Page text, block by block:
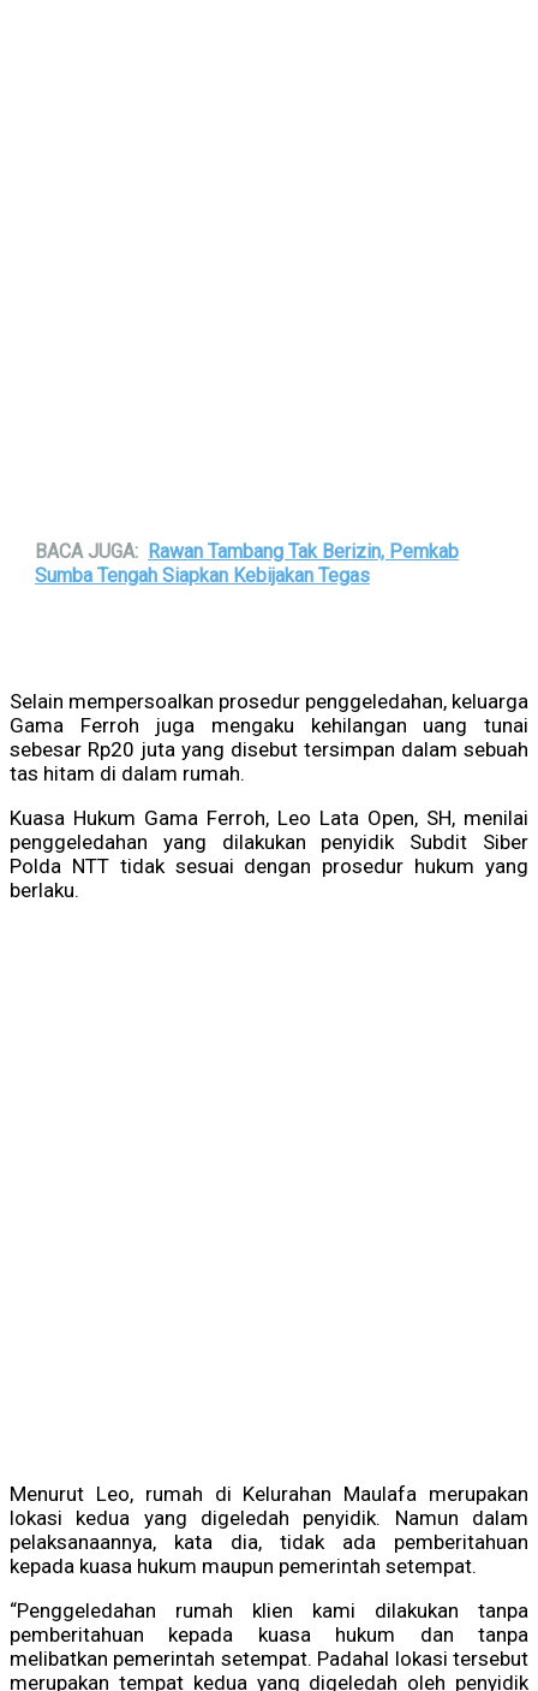
BACA JUGA: Rawan Tambang Tak Berizin, Pemkab
Sumba Tengah Siapkan Kebijakan Tegas
Selain mempersoalkan prosedur penggeledahan, keluarga
Gama Ferroh juga mengaku kehilangan uang tunai
sebesar Rp20 juta yang disebut tersimpan dalam sebuah
tas hitam di dalam rumah.
Kuasa Hukum Gama Ferroh, Leo Lata Open, SH, menilai
penggeledahan yang dilakukan penyidik Subdit Siber
Polda NTT tidak sesuai dengan prosedur hukum yang
berlaku.
Menurut Leo, rumah di Kelurahan Maulafa merupakan
lokasi kedua yang digeledah penyidik. Namun dalam
pelaksanaannya, kata dia, tidak ada pemberitahuan
kepada kuasa hukum maupun pemerintah setempat.
“Penggeledahan rumah klien kami dilakukan tanpa
pemberitahuan kepada kuasa hukum dan tanpa
melibatkan pemerintah setempat. Padahal lokasi tersebut
merupakan tempat kedua yang digeledah oleh penyidik